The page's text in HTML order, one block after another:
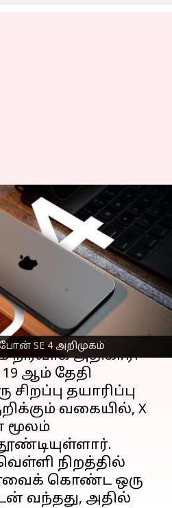
SE 4 அறிமுகம்
ஆம் தேதி
ஐ
அதிகாரி
19 ஆம் தேதி
சிறப்பு தயாரிப்பு
வகையில், X
மூலம்
நிறத்தில்
கொண்ட ஒரு
வந்தது, அதில்